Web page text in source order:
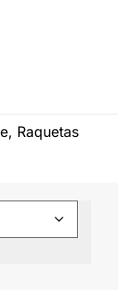
, Raquetas